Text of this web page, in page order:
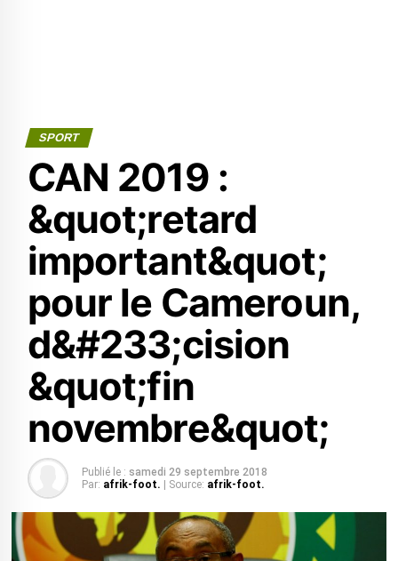
SPORT
CAN 2019 :
&quot;retard
important&quot;
pour le Cameroun,
d&#233;cision
&quot;fin
novembre&quot;
Publié le : samedi 29 septembre 2018
Par: afrik-foot. | Source: afrik-foot.